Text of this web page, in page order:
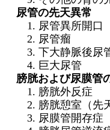
尿管の先天異常
1. 尿管異所開口（
2. 尿管瘤
3. 下大静脈後尿
4. 巨大尿管
膀胱および尿膜管
1. 膀胱外反症
2. 膀胱憩室（先
3. 尿膜管開存症